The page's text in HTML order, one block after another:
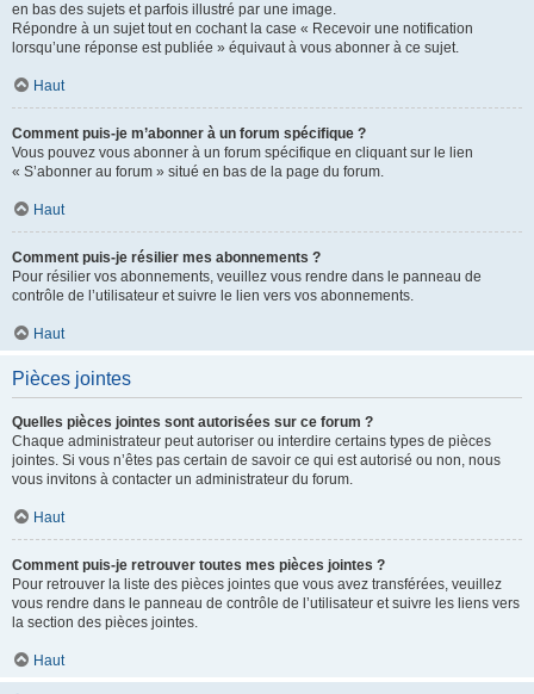
en bas des sujets et parfois illustré par une image.
Répondre à un sujet tout en cochant la case « Recevoir une notification
lorsqu’une réponse est publiée » équivaut à vous abonner à ce sujet.
Haut
Comment puis-je m’abonner à un forum spécifique ?
Vous pouvez vous abonner à un forum spécifique en cliquant sur le lien
« S’abonner au forum » situé en bas de la page du forum.
Haut
Comment puis-je résilier mes abonnements ?
Pour résilier vos abonnements, veuillez vous rendre dans le panneau de
contrôle de l’utilisateur et suivre le lien vers vos abonnements.
Haut
Pièces jointes
Quelles pièces jointes sont autorisées sur ce forum ?
Chaque administrateur peut autoriser ou interdire certains types de pièces
jointes. Si vous n’êtes pas certain de savoir ce qui est autorisé ou non, nous
vous invitons à contacter un administrateur du forum.
Haut
Comment puis-je retrouver toutes mes pièces jointes ?
Pour retrouver la liste des pièces jointes que vous avez transférées, veuillez
vous rendre dans le panneau de contrôle de l’utilisateur et suivre les liens vers
la section des pièces jointes.
Haut